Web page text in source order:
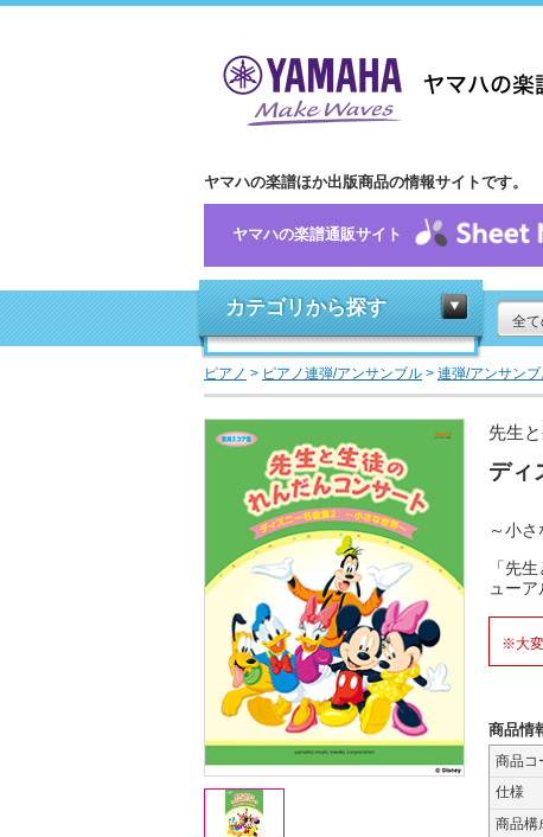
ヤマハの楽譜ほか出版商品の情報サイトです。
ヤマハの楽譜通販サイト
カテゴリから探す
全
ピアノ > ピアノ連弾/アンサンブル > 連弾/アンサン
先生
ディ
～小さ
「先
ューア
※大変
商品情
商品コ
仕様
商品構